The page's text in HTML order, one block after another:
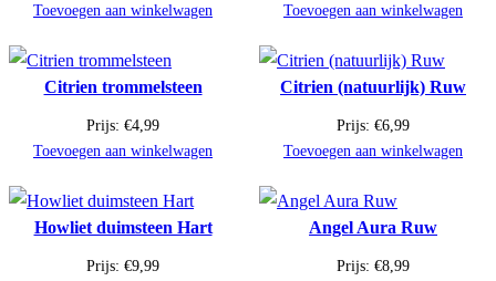
Toevoegen aan winkelwagen Toevoegen aan winkelwagen
Citrien trommelsteen
Prijs: €4,99
Toevoegen aan winkelwagen
Citrien (natuurlijk) Ruw
Prijs: €6,99
Toevoegen aan winkelwagen
Howliet duimsteen Hart
Prijs: €9,99
Angel Aura Ruw
Prijs: €8,99